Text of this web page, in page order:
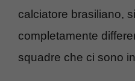
calciatore brasiliano,
completamente
squadre che ci sono